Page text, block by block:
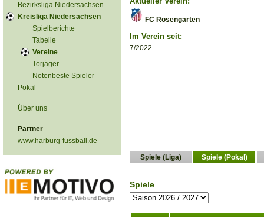
Bezirksliga Niedersachsen
Kreisliga Niedersachsen
Spielberichte
Tabelle
Vereine
Torjäger
Notenbeste Spieler
Pokal
Über uns
Partner
www.harburg-fussball.de
FC Rosengarten
Im Verein seit:
7/2022
Spiele (Liga) Spiele (Pokal)
Spiele